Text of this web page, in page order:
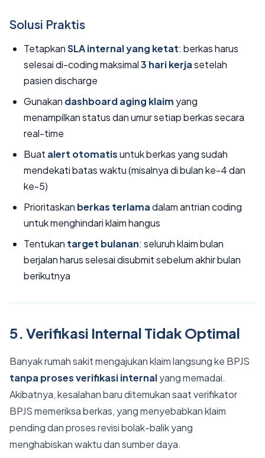
Solusi Praktis
TetapkanSLA internal yang ketat: berkas harus
selesai di-coding maksimal3 hari kerjasetelah
pasien discharge
Gunakan dashboard aging klaim yang
menampilkan status dan umur setiap berkas secara
real-time
Buat alert otomatisuntuk berkas yang sudah
mendekati batas waktu (misalnya di bulan ke-4 dan
ke-5)
Prioritaskan berkas terlamadalam antrian coding
untuk menghindari klaim hangus
Tentukan target bulanan: seluruh klaim bulan
berjalan harus selesai disubmit sebelum akhir bulan
berikutnya
5. Verifikasi Internal Tidak Optimal
Banyak rumah sakit mengajukan klaim langsung ke BPJS
tanpa proses verifikasi internalyang memadai.
Akibatnya, kesalahan baru ditemukan saat verifikator
BPJS memeriksa berkas, yang menyebabkan klaim
pending dan proses revisi bolak-balik yang
menghabiskan waktu dan sumber daya.